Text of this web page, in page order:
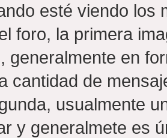
esté viendo los
foro, la primera
generalmente en
cantidad de
usualmente
y generalmete es